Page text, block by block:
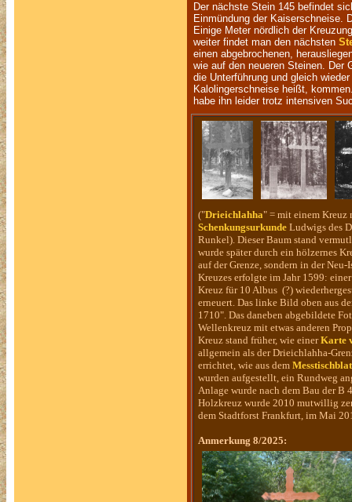
Der nächste Stein 145 befindet
Einmündung der Kaiserschneise.
Einige Meter nördlich der
weiter findet man den nächsten
einen abgebrochenen,
wie auf den neueren Steinen. Der
die Unterführung und gleich
Kalolingerschneise heißt,
habe ihn leider trotz intensiven
("Drieichlahha" = mit einem Kreuz
Schenkungsurkunde Ludwigs des
Runkel). Dieser Baum stand
wurde später durch ein hölzernes
auf der Grenze, sondern in der Neu-
Kreuzes erfolgte im Jahr 1599:
Kreuz für 10 Albus (?)
erneuert. Das linke Bild oben aus
1710". Das daneben abgebildete
Wellenkreuz mit etwas anderen
Kreuz stand früher, wie einerKarte
allgemein als der Drieichlahha-
errichtet, wie aus dem
wurden aufgestellt, ein Rundweg
Anlage wurde nach dem Bau der B
Holzkreuz wurde 2010 mutwillig
dem Stadtforst Frankfurt, im Mai
Anmerkung 8/2025: